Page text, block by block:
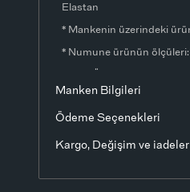
Elastan
* Mankenin üzerindeki
* Numune ürünün
* Ürün fotoğrafları stüdyo
çekilmiştir. Işık ve ekran
renklerde ton farklılıkları
Manken Bilgileri
Ödeme Seçenekleri
Kargo, Değişim ve iadeler